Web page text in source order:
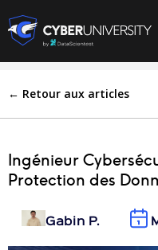
← Retour aux articles
Ingénieur
Protection des
Gabin P.